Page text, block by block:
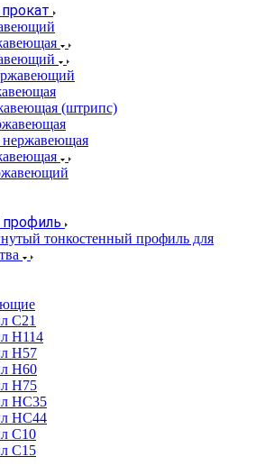
(штрипс)
нержавеющая
тонкостенный профиль для
C21
Н114
Н57
Н60
Н75
НС35
НС44
С10
С15